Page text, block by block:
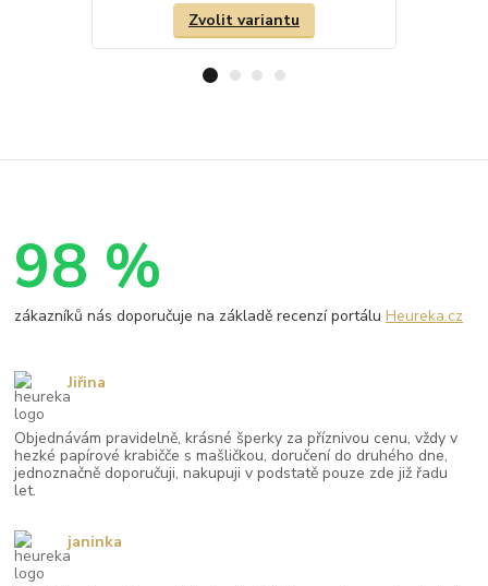
Zvolit variantu
98 %
zákazníků nás doporučuje na základě recenzí portáluHeureka.cz
Objednávám pravidelně, krásné šperky za příznivou cenu, vždy v
hezké papírové krabičče s mašličkou, doručení do druhého dne,
jednoznačně doporučuji, nakupuji v podstatě pouze zde již řadu
let.
Jiřina
janinka